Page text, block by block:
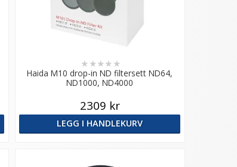
Haida M10 drop-in ND filtersett ND64,
ND1000, ND4000
★ ★★★ ★
2309 kr
LEGG I HANDLEKURV